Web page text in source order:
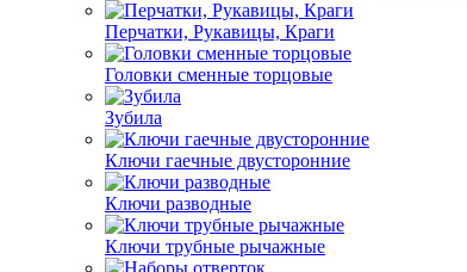
Перчатки, Рукавицы, Краги
Головки сменные торцовые
Зубила
Ключи гаечные двусторонние
Ключи разводные
Ключи трубные рычажные